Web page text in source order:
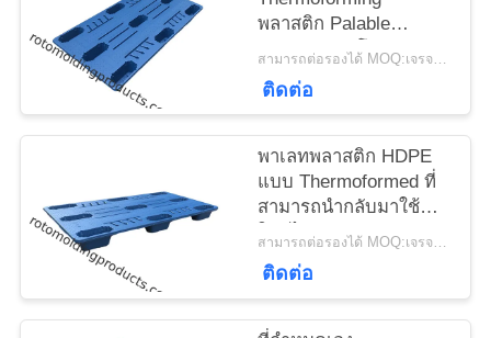
ราคา
แผนผัง
PRIVACY
POLICY
พลาสติก Palable
Nestable ทำโดย
สำหรับการจัดเก็บ
สามารถต่อรองได้ MOQ:เจรจาต่อรอง
ติดต่อ
พาเลทพลาสติก HDPE
แบบ Thermoformed ที่
สามารถนำกลับมาใช้
ใหม่ได้เทคนิคการดูดสี
สามารถต่อรองได้ MOQ:เจรจาต่อรอง
ติดต่อ